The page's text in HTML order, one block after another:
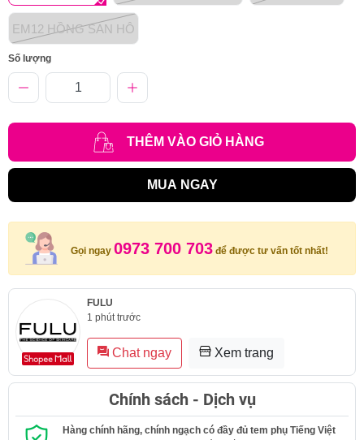
EM12 HỒNG SAN HÔ
Số lượng
THÊM VÀO GIỎ HÀNG
MUA NGAY
Gọi ngay 0973 700 703 để được tư vấn tốt nhất!
FULU
1 phút trước
Chat ngay Xem trang
Chính sách - Dịch vụ
Hàng chính hãng, chính ngạch có đầy đủ tem phụ Tiếng Việt